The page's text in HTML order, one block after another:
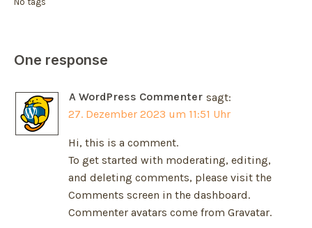
One response
A WordPress Commenter sagt:
27. Dezember 2023 um 11:51 Uhr
Hi, this is a comment.
To get started with moderating, editing,
and deleting comments, please visit the
Comments screen in the dashboard.
Commenter avatars come from Gravatar.